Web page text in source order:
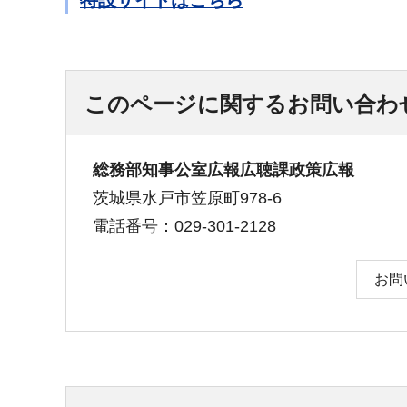
このページに関するお問い合わ
総務部知事公室広報広聴課政策広報
茨城県水戸市笠原町978-6
電話番号：029-301-2128
お問